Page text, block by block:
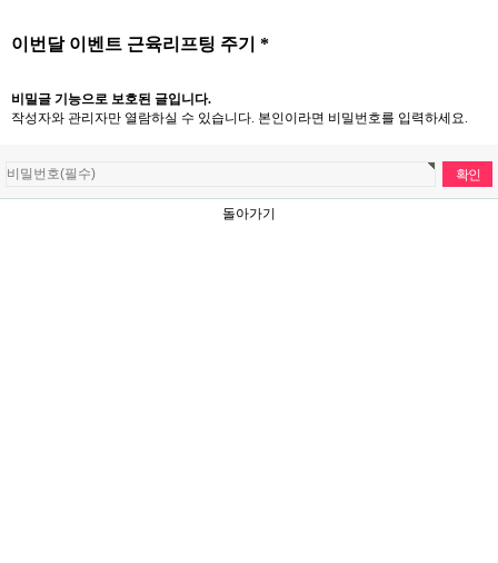
이번달 이벤트 근육리프팅 주기 *
비밀글 기능으로 보호된 글입니다.
작성자와 관리자만 열람하실 수 있습니다. 본인이라면 비밀번호를 입력하세요.
돌아가기